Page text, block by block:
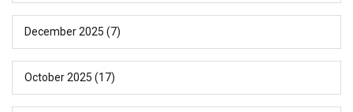
December 2025 (7)
October 2025 (17)